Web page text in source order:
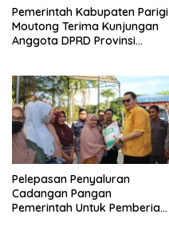
Pemerintah Kabupaten Parigi
Moutong Terima Kunjungan
Anggota DPRD Provinsi
Pelepasan Penyaluran
Cadangan Pangan
Pemerintah Untuk Pemberian